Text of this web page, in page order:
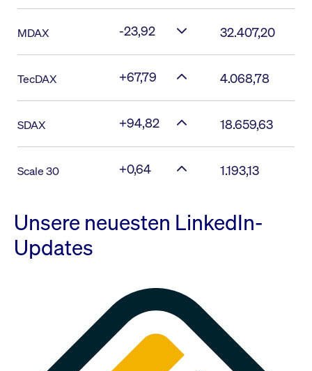
MDAX -23,92 32.407,20
TecDAX +67,79 4.068,78
SDAX +94,82 18.659,63
Scale 30 +0,64 1.193,13
Unsere neuesten LinkedIn-
Updates